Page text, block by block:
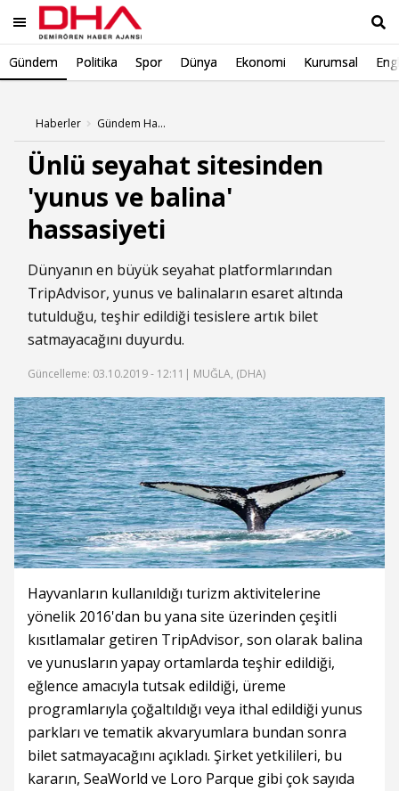
Gündem Politika Spor Dünya Ekonomi Kurumsal
Haberler Gündem Haberleri
Ünlü seyahat sitesinden
'yunus ve balina'
hassasiyeti
Dünyanın en büyük seyahat platformlarından
TripAdvisor, yunus ve balinaların esaret altında
tutulduğu, teşhir edildiği tesislere artık bilet
satmayacağını duyurdu.
Güncelleme: 03.10.2019 - 12:11 | MUĞLA, (DHA)
Hayvanların kullanıldığı turizm aktivitelerine
yönelik 2016'dan bu yana site üzerinden çeşitli
kısıtlamalar getiren TripAdvisor, son olarak balina
ve yunusların yapay ortamlarda teşhir edildiği,
eğlence amacıyla tutsak edildiği, üreme
programlarıyla çoğaltıldığı veya ithal edildiği yunus
parkları ve tematik akvaryumlara bundan sonra
bilet satmayacağını açıkladı. Şirket yetkilileri, bu
kararın, SeaWorld ve Loro Parque gibi çok sayıda